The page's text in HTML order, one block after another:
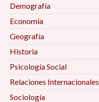
Demografía
Economía
Geografía
Historia
Psicología Social
Relaciones Internacionales
Sociología